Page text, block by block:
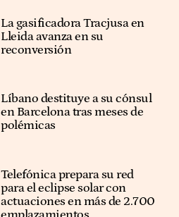
La gasificadora Tracjusa en
Lleida avanza en su
reconversión
Líbano destituye a su cónsul
en Barcelona tras meses de
polémicas
Telefónica prepara su red
para el eclipse solar con
actuaciones en más de 2.700